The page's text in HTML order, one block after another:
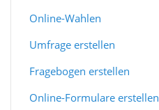
Online-Wahlen
Umfrage erstellen
Fragebogen erstellen
Online-Formulare erstellen